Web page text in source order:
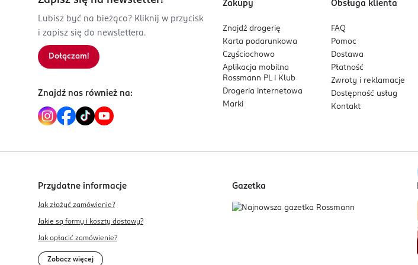
Lubisz być na bieżąco? Kliknij w przycisk
i zapisz się do newslettera.
Dołączam!
Znajdź nas również na:
Zakupy
Znajdź drogerię
Karta podarunkowa
Czyściochowo
Aplikacja mobilna
Rossmann PL i Klub
Drogeria internetowa
Marki
Obsługa klienta
FAQ
Pomoc
Dostawa
Płatność
Zwroty i reklamacje
Dostępność usług
Kontakt
Przydatne informacje
Jak złożyć zamówienie?
Jakie są formy i koszty dostawy?
Jak opłacić zamówienie?
Zobacz więcej
Gazetka